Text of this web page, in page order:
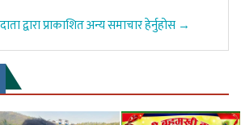
द्वारा प्राकाशित अन्य समाचार हेर्नुहोस →